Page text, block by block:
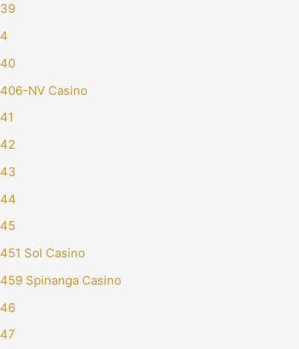
39
4
40
406-NV Casino
41
42
43
44
45
451 Sol Casino
459 Spinanga Casino
46
47